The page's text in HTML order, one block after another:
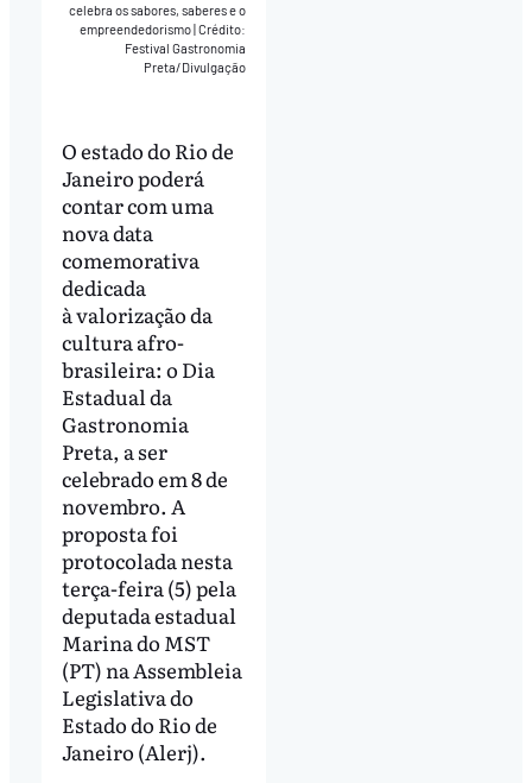
celebra os sabores, saberes e o
empreendedorismo|Crédito:
Festival Gastronomia
Preta/Divulgação
O estado do Rio de
Janeiro poderá
contar com uma
nova data
comemorativa
dedicada
à valorização da
cultura afro-
brasileira: o Dia
Estadual da
Gastronomia
Preta, a ser
celebrado em 8 de
novembro. A
proposta foi
protocolada nesta
terça-feira (5) pela
deputada estadual
Marina do MST
(PT) na Assembleia
Legislativa do
Estado do Rio de
Janeiro (Alerj).